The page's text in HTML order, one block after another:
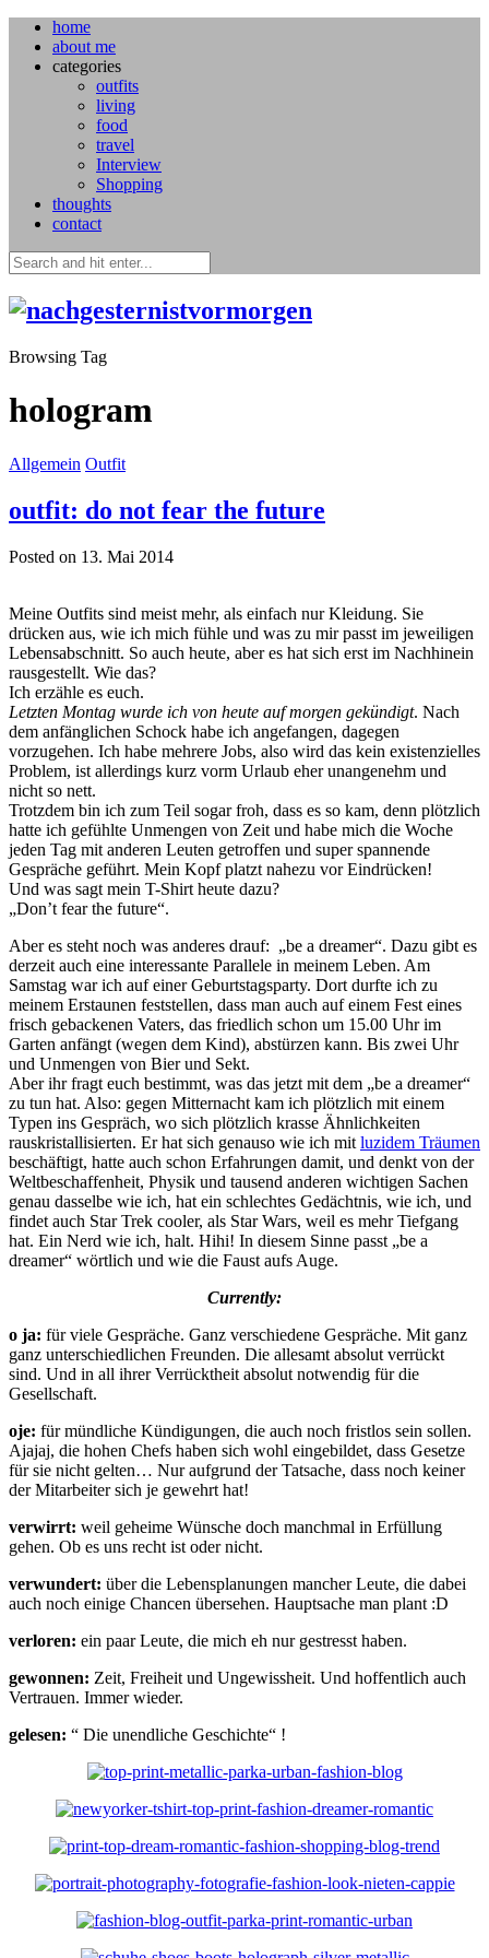
home
about me
categories
outfits
living
food
travel
Interview
Shopping
thoughts
contact
Browsing Tag
hologram
Allgemein Outfit
outfit: do not fear the future
Posted on 13. Mai 2014
Meine Outfits sind meist mehr, als einfach nur Kleidung. Sie
drücken aus, wie ich mich fühle und was zu mir passt im jeweiligen
Lebensabschnitt. So auch heute, aber es hat sich erst im Nachhinein
rausgestellt. Wie das?
Ich erzähle es euch.
Letzten Montag wurde ich von heute auf morgen gekündigt. Nach
dem anfänglichen Schock habe ich angefangen, dagegen
vorzugehen. Ich habe mehrere Jobs, also wird das kein existenzielles
Problem, ist allerdings kurz vorm Urlaub eher unangenehm und
nicht so nett.
Trotzdem bin ich zum Teil sogar froh, dass es so kam, denn plötzlich
hatte ich gefühlte Unmengen von Zeit und habe mich die Woche
jeden Tag mit anderen Leuten getroffen und super spannende
Gespräche geführt. Mein Kopf platzt nahezu vor Eindrücken!
Und was sagt mein T-Shirt heute dazu?
„Don’t fear the future“.
Aber es steht noch was anderes drauf: „be a dreamer“. Dazu gibt es
derzeit auch eine interessante Parallele in meinem Leben. Am
Samstag war ich auf einer Geburtstagsparty. Dort durfte ich zu
meinem Erstaunen feststellen, dass man auch auf einem Fest eines
frisch gebackenen Vaters, das friedlich schon um 15.00 Uhr im
Garten anfängt (wegen dem Kind), abstürzen kann. Bis zwei Uhr
und Unmengen von Bier und Sekt.
Aber ihr fragt euch bestimmt, was das jetzt mit dem „be a dreamer“
zu tun hat. Also: gegen Mitternacht kam ich plötzlich mit einem
Typen ins Gespräch, wo sich plötzlich krasse Ähnlichkeiten
rauskristallisierten. Er hat sich genauso wie ich mit luzidem Träumen
beschäftigt, hatte auch schon Erfahrungen damit, und denkt von der
Weltbeschaffenheit, Physik und tausend anderen wichtigen Sachen
genau dasselbe wie ich, hat ein schlechtes Gedächtnis, wie ich, und
findet auch Star Trek cooler, als Star Wars, weil es mehr Tiefgang
hat. Ein Nerd wie ich, halt. Hihi! In diesem Sinne passt „be a
dreamer“ wörtlich und wie die Faust aufs Auge.
Currently:
o ja: für viele Gespräche. Ganz verschiedene Gespräche. Mit ganz
ganz unterschiedlichen Freunden. Die allesamt absolut verrückt
sind. Und in all ihrer Verrücktheit absolut notwendig für die
Gesellschaft.
oje: für mündliche Kündigungen, die auch noch fristlos sein sollen.
Ajajaj, die hohen Chefs haben sich wohl eingebildet, dass Gesetze
für sie nicht gelten… Nur aufgrund der Tatsache, dass noch keiner
der Mitarbeiter sich je gewehrt hat!
verwirrt: weil geheime Wünsche doch manchmal in Erfüllung
gehen. Ob es uns recht ist oder nicht.
verwundert: über die Lebensplanungen mancher Leute, die dabei
auch noch einige Chancen übersehen. Hauptsache man plant :D
verloren: ein paar Leute, die mich eh nur gestresst haben.
gewonnen: Zeit, Freiheit und Ungewissheit. Und hoffentlich auch
Vertrauen. Immer wieder.
gelesen: “ Die unendliche Geschichte“ !